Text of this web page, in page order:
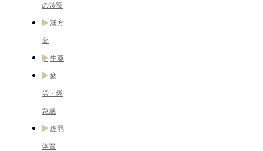
の診察
漢方
薬
生薬
疲
労・倦
怠感
虚弱
体質